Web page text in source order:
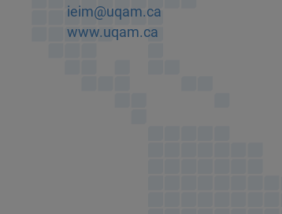
ieim@uqam.ca
www.uqam.ca